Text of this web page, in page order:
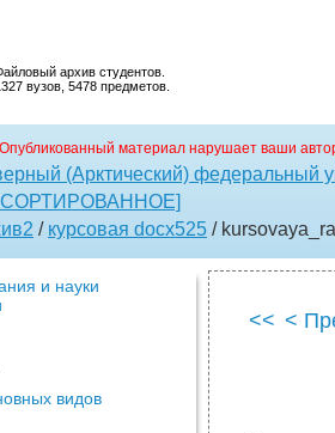
архив студентов.
вузов, 5478 предметов.
Опубликованный материал нарушает ваши
(Арктический) федеральный
/ курсовая docx525 /
и науки
видов
<< <